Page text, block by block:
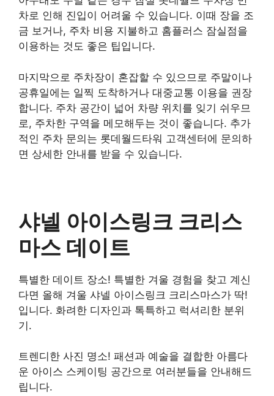
차로 인해 진입이 어려울 수 있습니다. 이때 장을 조
금 보거나, 주차 비용 지불하고 홈플러스 잠실점을
이용하는 것도 좋은 팁입니다.
마지막으로 주차장이 혼잡할 수 있으므로 주말이나
공휴일에는 일찍 도착하거나 대중교통 이용을 권장
합니다. 주차 공간이 넓어 차량 위치를 잊기 쉬우므
로, 주차한 구역을 메모해두는 것이 좋습니다. 추가
적인 주차 문의는 롯데월드타워 고객센터에 문의하
면 상세한 안내를 받을 수 있습니다.
샤넬 아이스링크 크리스
마스 데이트
특별한 데이트 장소! 특별한 겨울 경험을 찾고 계신
다면 올해 겨울 샤넬 아이스링크 크리스마스가 딱!
입니다. 화려한 디자인과 톡특하고 럭셔리한 분위
기.
트렌디한 사진 명소! 패션과 예술을 결합한 아름다
운 아이스 스케이팅 공간으로 여러분들을 안내해드
립니다.